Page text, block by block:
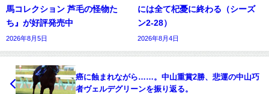
馬コレクション 芦毛の怪物た
ち』が好評発売中
2026年8月5日
には全て杞憂に終わる（シーズ
ン2-28）
2026年8月4日
癌に蝕まれながら……。中山重賞2勝、悲運の中山巧
者ヴェルデグリーンを振り返る。